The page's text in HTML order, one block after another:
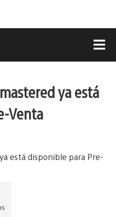
ya está
Venta